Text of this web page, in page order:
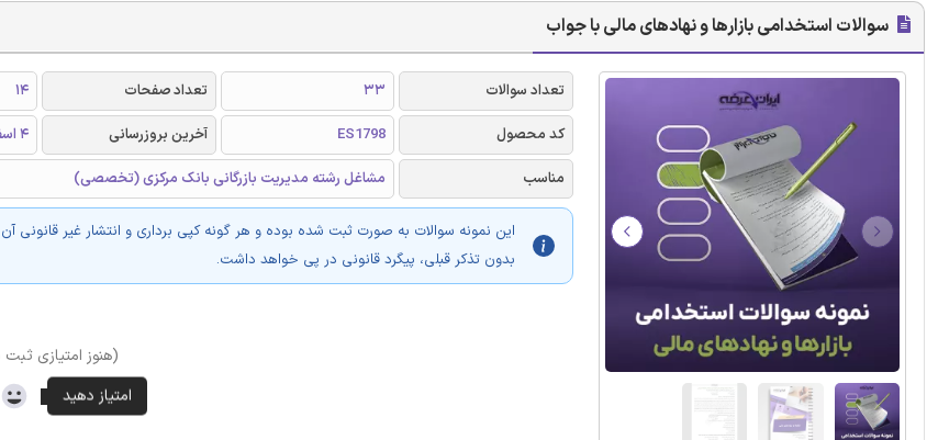
سوالات استخدامی بازارها و نهادهای مالی با جواب
تعداد سوالات 33 تعداد صفحات
14
کد محصول
ES1798 آخرین بروزرسانی
4 اسفند 1404
مناسب
مشاغل رشته مدیریت بازرگانی بانک مرکزی (تخصصی)
این نمونه سوالات به صورت ثبت شده بوده و هر گونه کپی برداری و انتشار غیر قانونی
بدون تذکر قبلی، پیگرد قانونی در پی خواهد داشت.
(هنوز امتیازی